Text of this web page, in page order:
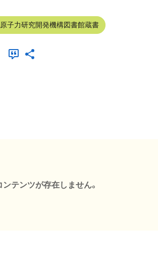
子力研究開発機構図書館蔵書
テンツが存在しません。